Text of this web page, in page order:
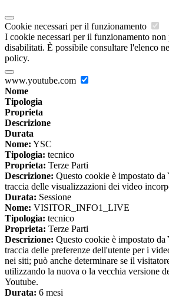
Cookie necessari per il funzionamento
I cookie necessari per il funzionamento non
disabilitati. È possibile consultare l'elenco
policy.
www.youtube.com
Nome
Tipologia
Proprieta
Descrizione
Durata
Nome: YSC
Tipologia: tecnico
Proprieta: Terze Parti
Descrizione: Questo cookie è impostato da
traccia delle visualizzazioni dei video
Durata: Sessione
Nome: VISITOR_INFO1_LIVE
Tipologia: tecnico
Proprieta: Terze Parti
Descrizione: Questo cookie è impostato da
traccia delle preferenze dell'utente per i
nei siti; può anche determinare se il
utilizzando la nuova o la vecchia versione
Youtube.
Durata: 6 mesi